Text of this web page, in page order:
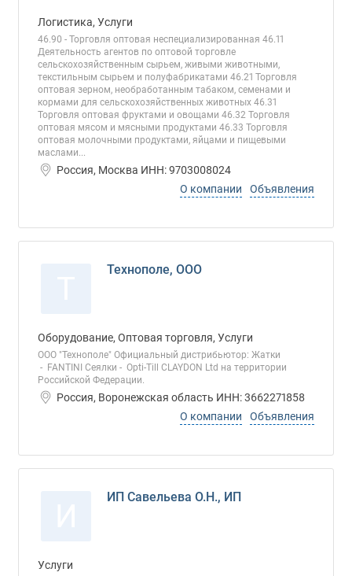
Логистика, Услуги
46.90 - Торговля оптовая неспециализированная 46.11
Деятельность агентов по оптовой торговле
сельскохозяйственным сырьем, живыми животными,
текстильным сырьем и полуфабрикатами 46.21 Торговля
оптовая зерном, необработанным табаком, семенами и
кормами для сельскохозяйственных животных 46.31
Торговля оптовая фруктами и овощами 46.32 Торговля
оптовая мясом и мясными продуктами 46.33 Торговля
оптовая молочными продуктами, яйцами и пищевыми
маслами...
Россия, Москва ИНН: 9703008024
О компании
Объявления
Технополе, ООО
Оборудование, Оптовая торговля, Услуги
ООО "Технополе" Официальный дистрибьютор: Жатки
- FANTINI Сеялки - Opti-Till CLAYDON Ltd на территории
Российской Федерации.
Россия, Воронежская область ИНН: 3662271858
О компании
Объявления
ИП Савельева О.Н., ИП
Услуги